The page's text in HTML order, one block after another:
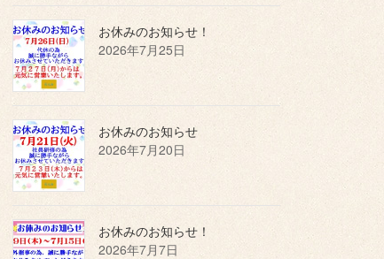
お休みのお知らせ！
2026年7月25日
お休みのお知らせ
2026年7月20日
お休みのお知らせ！
2026年7月7日